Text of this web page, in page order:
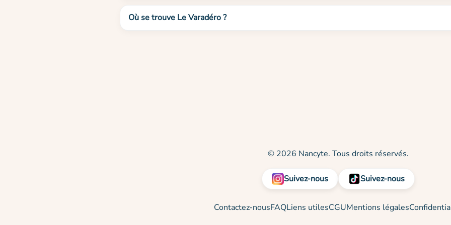
Où se trouve Le Varadéro ?
© 2026 Nancyte. Tous droits réservés.
Suivez-nous Suivez-nous
Contactez-nousFAQLiens utilesCGUMentions légales